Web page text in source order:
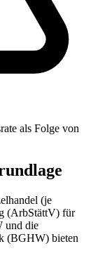
als Folge von
(je
(ArbStättV) für
und die
(BGHW) bieten